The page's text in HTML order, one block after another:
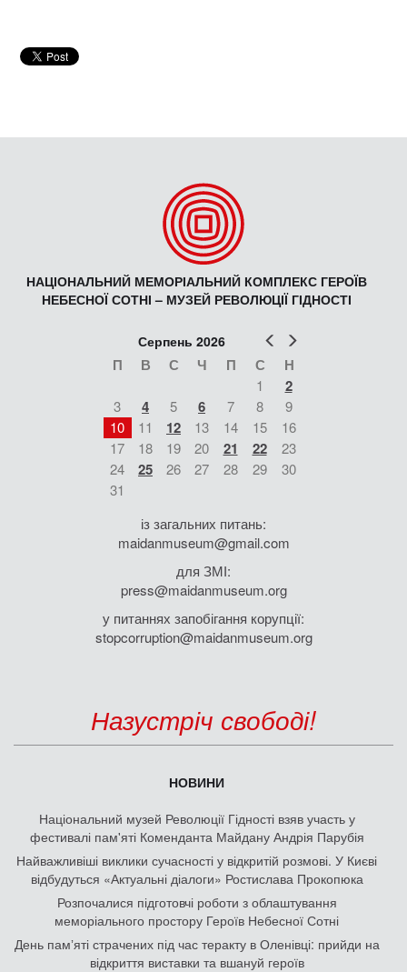
НАЦІОНАЛЬНИЙ МЕМОРІАЛЬНИЙ КОМПЛЕКС ГЕРОЇВ
НЕБЕСНОЇ СОТНІ – МУЗЕЙ РЕВОЛЮЦІЇ ГІДНОСТІ
Попер
Серпень 2026
П В С Ч П С Н
1 2
3 4 5 6 7 8
9
10
11 12 13 14 15
16
17
18 19 20 21 22
23
24
25 26 27 28 29
30
31
із загальних питань:
maidanmuseum@gmail.com
для ЗМІ:
press@maidanmuseum.org
у питаннях запобігання корупції:
stopcorruption@maidanmuseum.org
Назустріч свободі!
НОВИНИ
Національний музей Революції Гідності взяв участь у
фестивалі пам'яті Коменданта Майдану Андрія Парубія
Найважливіші виклики сучасності у відкритій розмові. У Києві
відбудуться «Актуальні діалоги» Ростислава Прокопюка
Розпочалися підготовчі роботи з облаштування
меморіального простору Героїв Небесної Сотні
День памʼяті страчених під час теракту в Оленівці: прийди на
відкриття виставки та вшануй героїв